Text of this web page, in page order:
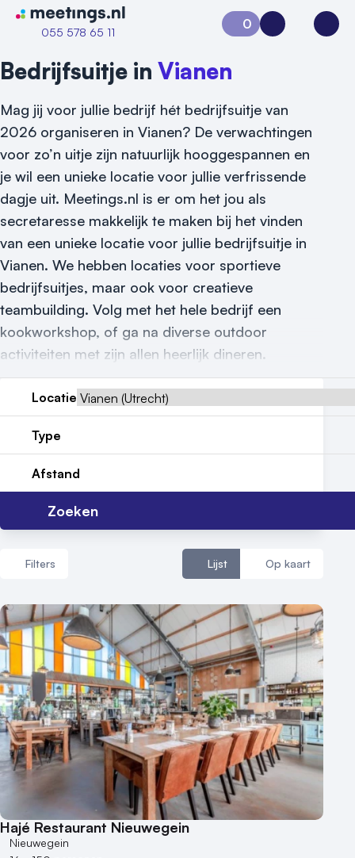
Naar home van Meetings
055 578 65 11
Vraag locatie aan
Locatiegids
Meld locatie aan
Nieuws
Reviews (5⭐️)
Contact
0
Aanvraag 0Inloggen
Bedrijfsuitje in Vianen
Mag jij voor jullie bedrijf hét bedrijfsuitje van
2026 organiseren in Vianen? De verwachtingen
voor zo’n uitje zijn natuurlijk hooggespannen en
je wil een unieke locatie voor jullie verfrissende
dagje uit. Meetings.nl is er om het jou als
secretaresse makkelijk te maken bij het vinden
van een unieke locatie voor jullie bedrijfsuitje in
Vianen. We hebben locaties voor sportieve
bedrijfsuitjes, maar ook voor creatieve
teambuilding. Volg met het hele bedrijf een
kookworkshop, of ga na diverse outdoor
activiteiten met zijn allen heerlijk dineren.
Locatie
Type
Afstand
Zoeken
Filters Lijst Op kaart
Aantal zalen
1 - 5 zalen
6 - 10 zalen
10 of meer zalen
Aantal personen
1 - 50 personen
50 - 100 personen
100 - 250 personen
250 - 500 personen
500+ personen
Hajé Restaurant Nieuwegein
Nieuwegein